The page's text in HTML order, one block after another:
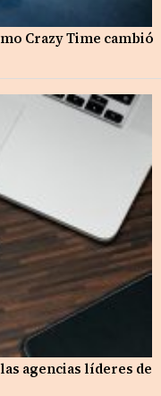
Crazy Time cambió
agencias líderes de